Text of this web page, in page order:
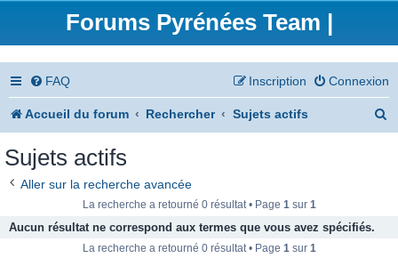
Forums Pyrénées Team |
FAQ Connexion
Inscription
Accueil du forum Rechercher Sujets actifs
Sujets actifs
Aller sur la recherche avancée
La recherche a retourné 0 résultat • Page 1sur 1
Aucun résultat ne correspond aux termes que vous avez spécifiés.
La recherche a retourné 0 résultat • Page 1sur 1